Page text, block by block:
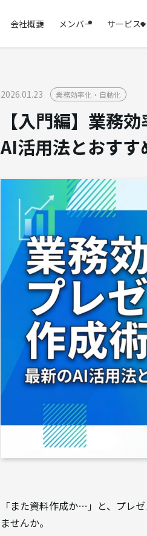
会社概要 メンバー サービス
2026.01.23 業務効率化・自動化
【入門編】業務
AI活用法とおすす
「また資料作成か…」と、プレ
ませんか。